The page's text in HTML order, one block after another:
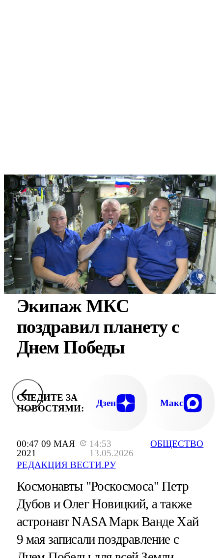
00:47 09 МАЯ
2021
14:53
13.05.2026
РЕДАКЦИЯ ВЕСТИ.РУ
ОБЩЕСТВО
Экипаж МКС
поздравил планету с
Днем Победы
СЛЕДИТЕ ЗА
НОВОСТЯМИ:
Дзен Макс
Космонавты "Роскосмоса" Петр
Дубов и Олег Новицкий, а также
астронавт NASA Марк Ванде Хай
9 мая записали поздравление с